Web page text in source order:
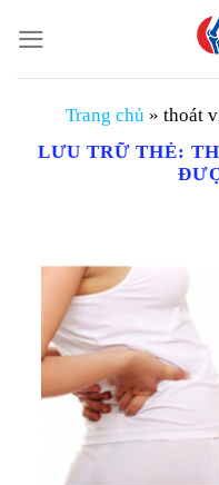
đến
nội
Trang chủ » thoát
LƯU TRỮ THẺ: